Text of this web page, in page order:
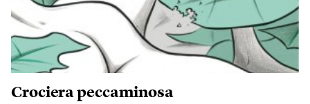
Crociera peccaminosa